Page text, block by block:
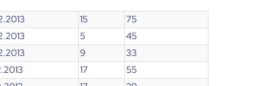
15
75
5
45
9
33
17
55